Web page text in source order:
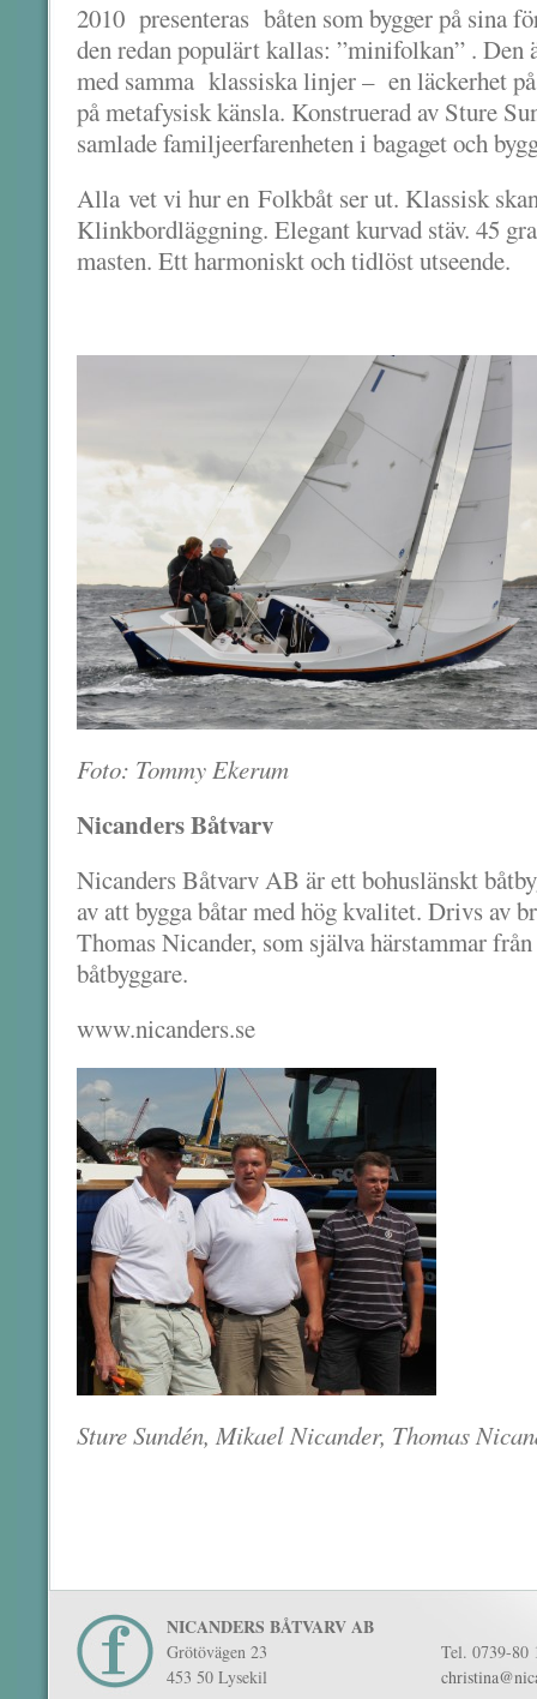
2010 presenteras båten som bygger på sina
den redan populärt kallas: ”minifolkan” .
med samma klassiska linjer – en läckerhet
på metafysisk känsla. Konstruerad av Sture
samlade familjeerfarenheten i bagaget och
Alla vet vi hur en Folkbåt ser ut. Klassisk
Klinkbordläggning. Elegant kurvad stäv. 45
masten. Ett harmoniskt och tidlöst utseende.
Foto: Tommy Ekerum
Nicanders Båtvarv
Nicanders Båtvarv AB är ett bohuslänskt
av att bygga båtar med hög kvalitet. Drivs av
Thomas Nicander, som själva härstammar
båtbyggare.
www.nicanders.se
Sture Sundén, Mikael Nicander, Thomas
NICANDERS BÅTVARV AB
Grötövägen 23
453 50 Lysekil
Tel. 0739-80